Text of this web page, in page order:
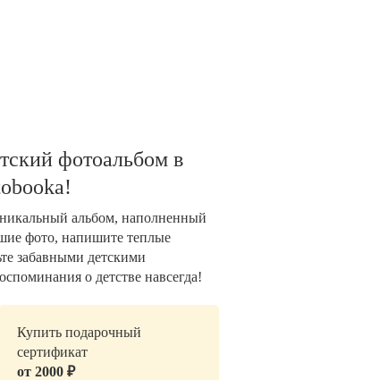
фотоальбом в
альбом, наполненный
фото, напишите теплые
забавными детскими
о детстве навсегда!
Купить подарочный
сертификат
от 2000 ₽